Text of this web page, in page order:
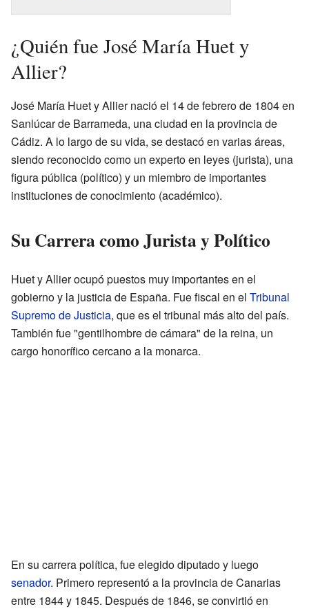
¿Quién fue José María Huet y
Allier?
José María Huet y Allier nació el 14 de febrero de 1804 en
Sanlúcar de Barrameda, una ciudad en la provincia de
Cádiz. A lo largo de su vida, se destacó en varias áreas,
siendo reconocido como un experto en leyes (jurista), una
figura pública (político) y un miembro de importantes
instituciones de conocimiento (académico).
Su Carrera como Jurista y Político
Huet y Allier ocupó puestos muy importantes en el
gobierno y la justicia de España. Fue fiscal en el Tribunal
Supremo de Justicia, que es el tribunal más alto del país.
También fue "gentilhombre de cámara" de la reina, un
cargo honorífico cercano a la monarca.
En su carrera política, fue elegido diputado y luego
senador. Primero representó a la provincia de Canarias
entre 1844 y 1845. Después de 1846, se convirtió en